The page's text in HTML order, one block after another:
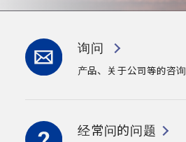
询问
产品、关于公司等的咨询
经常问的问题